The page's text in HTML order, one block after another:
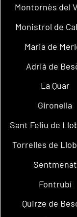
Montornès del
Monistrol de
Maria de
Adrià de
La Quar
Gironella
Sant Feliu de
Torrelles de
Sentmenat
Fontrubí
Quirze de